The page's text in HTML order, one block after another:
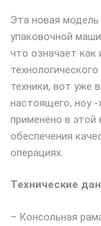
Эта новая
упаковочной
что означает как
техники, вот уже
настоящего, ноу -
применено в
обеспечения
операциях.
Технические
– Консольная